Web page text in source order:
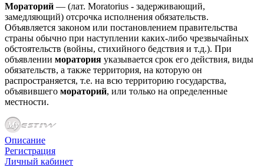
Мораторий — (лат. Moratorius - задерживающий,
замедляющий) отсрочка исполнения обязательств.
Объявляется законом или постановлением правительства
страны обычно при наступлении каких-либо чрезвычайных
обстоятельств (войны, стихийного бедствия и т.д.). При
объявлении моратория указывается срок его действия, виды
обязательств, а также территория, на которую он
распространяется, т.е. на всю территорию государства,
объявившего мораторий, или только на определенные
местности.
Описание
Регистрация
Личный кабинет